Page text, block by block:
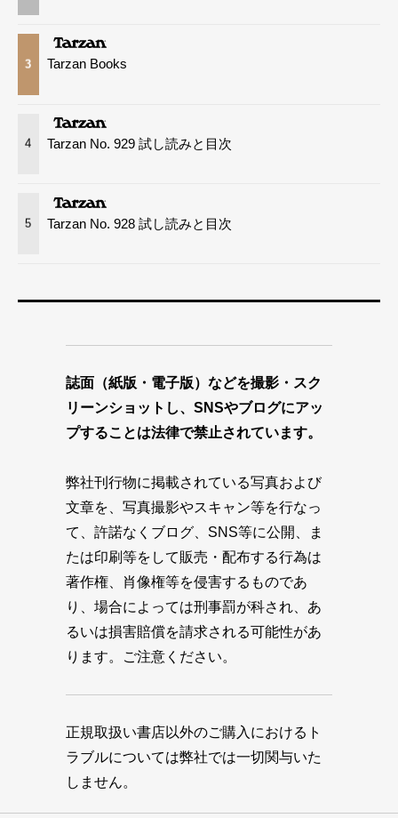
3 Tarzan Books
4 Tarzan No. 929 試し読みと目次
5 Tarzan No. 928 試し読みと目次
誌面（紙版・電子版）などを撮影・スク
リーンショットし、SNSやブログにアッ
プすることは法律で禁止されています。
弊社刊行物に掲載されている写真および
文章を、写真撮影やスキャン等を行なっ
て、許諾なくブログ、SNS等に公開、ま
たは印刷等をして販売・配布する行為は
著作権、肖像権等を侵害するものであ
り、場合によっては刑事罰が科され、あ
るいは損害賠償を請求される可能性があ
ります。ご注意ください。
正規取扱い書店以外のご購入におけるト
ラブルについては弊社では一切関与いた
しません。